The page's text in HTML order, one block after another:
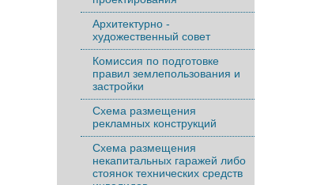
Архитектурно -
художественный совет
Комиссия по подготовке
правил землепользования и
застройки
Схема размещения
рекламных конструкций
Схема размещения
некапитальных гаражей либо
стоянок технических средств